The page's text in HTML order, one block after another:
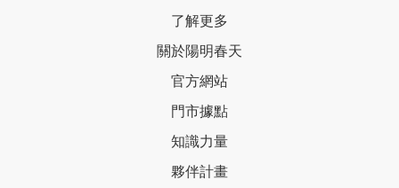
了解更多
關於陽明春天
官方網站
門市據點
知識力量
夥伴計畫